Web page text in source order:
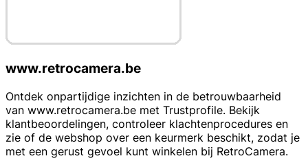
www.retrocamera.be
Ontdek onpartijdige inzichten in de betrouwbaarheid
van www.retrocamera.be met Trustprofile. Bekijk
klantbeoordelingen, controleer klachtenprocedures en
zie of de webshop over een keurmerk beschikt, zodat je
met een gerust gevoel kunt winkelen bij RetroCamera.